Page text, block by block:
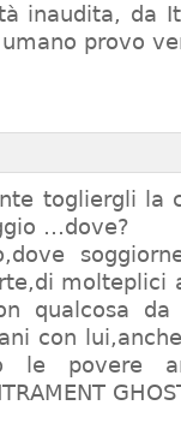
inaudita, da
provo
togliergli la
…dove?
molteplici
qualcosa
con
le povere